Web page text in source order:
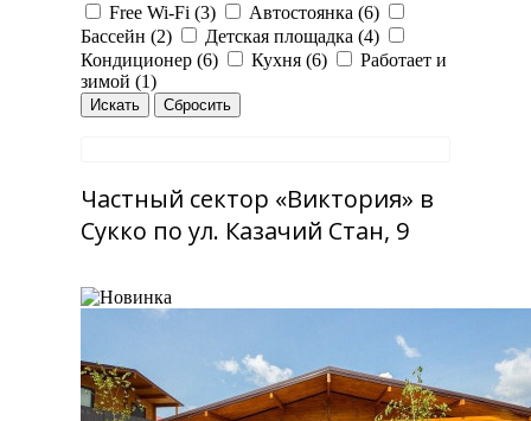
Free Wi-Fi (3)
Автостоянка (6)
Бассейн (2)
Детская площадка (4)
Кондиционер (6)
Кухня (6)
Работает и
зимой (1)
Частный сектор «Виктория» в
Сукко по ул. Казачий Стан, 9